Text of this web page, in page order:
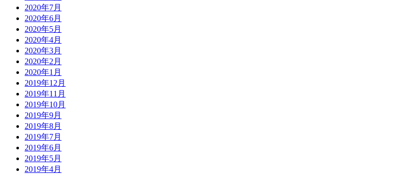
2020年7月
2020年6月
2020年5月
2020年4月
2020年3月
2020年2月
2020年1月
2019年12月
2019年11月
2019年10月
2019年9月
2019年8月
2019年7月
2019年6月
2019年5月
2019年4月